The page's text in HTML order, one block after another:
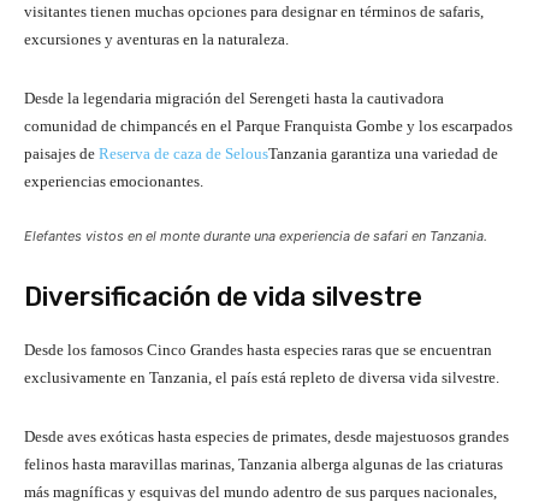
visitantes tienen muchas opciones para designar en términos de safaris,
excursiones y aventuras en la naturaleza.
Desde la legendaria migración del Serengeti hasta la cautivadora
comunidad de chimpancés en el Parque Franquista Gombe y los escarpados
paisajes de Reserva de caza de SelousTanzania garantiza una variedad de
experiencias emocionantes.
Elefantes vistos en el monte durante una experiencia de safari en Tanzania.
Diversificación de vida silvestre
Desde los famosos Cinco Grandes hasta especies raras que se encuentran
exclusivamente en Tanzania, el país está repleto de diversa vida silvestre.
Desde aves exóticas hasta especies de primates, desde majestuosos grandes
felinos hasta maravillas marinas, Tanzania alberga algunas de las criaturas
más magníficas y esquivas del mundo adentro de sus parques nacionales,